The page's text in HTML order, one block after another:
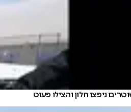
ניפצו חלון והצילו פעוט